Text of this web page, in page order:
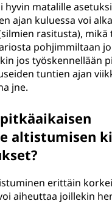
hyvin matalille
ajan kuluessa voi
rasitusta), mikä
pohjimmiltaan
jos työskennellään
tuntien ajan
jne.
altistumisen
erittäin
aiheuttaa joillekin